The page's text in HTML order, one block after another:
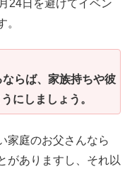
24日を避けてイベン
。
らば、家族持ちや彼
にしましょう。
家庭のお父さんなら
がありますし、それ以